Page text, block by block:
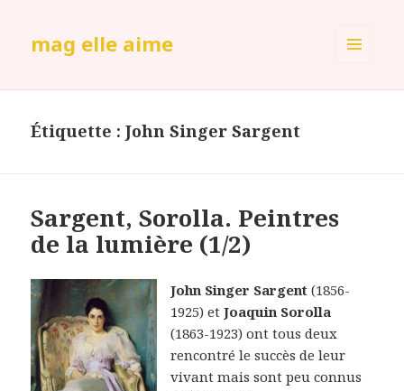
mag elle aime
Étiquette :John Singer Sargent
Sargent, Sorolla. Peintres
de la lumière (1/2)
John Singer Sargent (1856-
1925) etJoaquin Sorolla
(1863-1923) ont tous deux
rencontré le succès de leur
vivant mais sont peu connus